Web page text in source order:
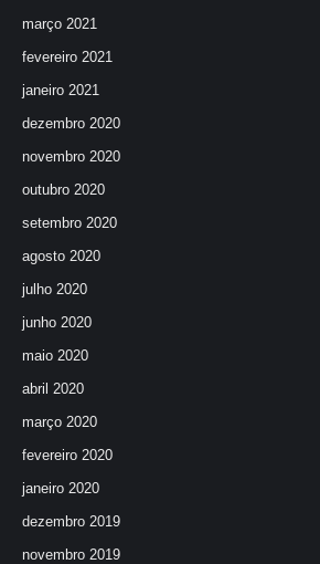
março 2021
fevereiro 2021
janeiro 2021
dezembro 2020
novembro 2020
outubro 2020
setembro 2020
agosto 2020
julho 2020
junho 2020
maio 2020
abril 2020
março 2020
fevereiro 2020
janeiro 2020
dezembro 2019
novembro 2019